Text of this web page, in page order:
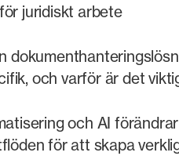
juridiskt arbete
och varför är det
och AI förändrar
för att skapa